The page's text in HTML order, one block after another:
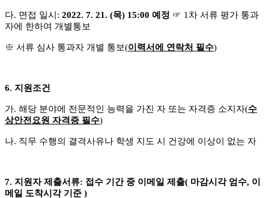
다. 면접 일시 : 2022. 7. 21. (목) 15:00 예정 ☞ 1차 서류 평가 통과
자에 한하여 개별통보
※ 서류 심사 통과자 개별 통보(이력서에 연락처 필수)
6. 지원조건
가. 해당 분야에 전문적인 능력을 가진 자 또는 자격증 소지자(수
상안전요원 자격증 필수)
나. 직무 수행의 결격사유나 학생 지도 시 건강에 이상이 없는 자
7. 지원자 제출서류: 접수 기간 중 이메일 제출( 마감시각 엄수, 이
메일 도착시각 기준 )